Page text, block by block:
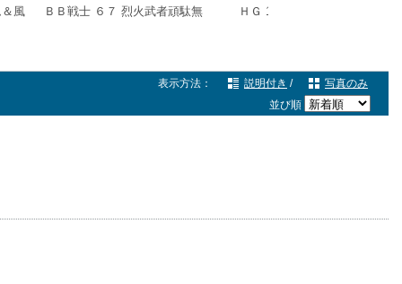
風 ＢＢ戦士 ６７ 烈火武者頑駄無 ＨＧ 1/144 ガンダムデュナメス
表示方法： 説明付き /
写真のみ
並び順